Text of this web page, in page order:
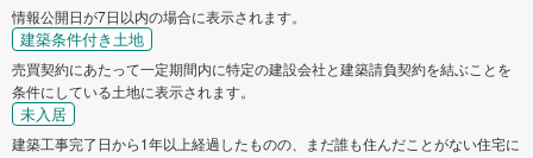
情報公開日が7日以内の場合に表示されます。
建築条件付き土地
売買契約にあたって一定期間内に特定の建設会社と建築請負契約を結ぶことを
条件にしている土地に表示されます。
未入居
建築工事完了日から1年以上経過したものの、まだ誰も住んだことがない住宅に